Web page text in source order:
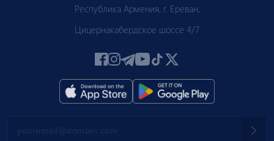
Республика Армения, г. Ереван,
Цицернакабердское шоссе 4/7